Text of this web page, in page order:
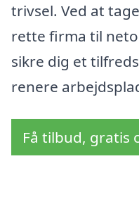
trivsel. Ved at
rette firma til
sikre dig et
renere
Få tilbud, gratis